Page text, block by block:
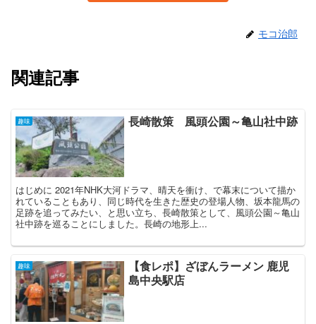
モコ治郎
関連記事
趣味 長崎散策 風頭公園～亀山社中跡
はじめに 2021年NHK大河ドラマ、晴天を衝け、で幕末について描か
れていることもあり、同じ時代を生きた歴史の登場人物、坂本龍馬の
足跡を追ってみたい、と思い立ち、長崎散策として、風頭公園～亀山
社中跡を巡ることにしました。長崎の地形上...
趣味
【食レポ】ざぼんラーメン 鹿児
島中央駅店